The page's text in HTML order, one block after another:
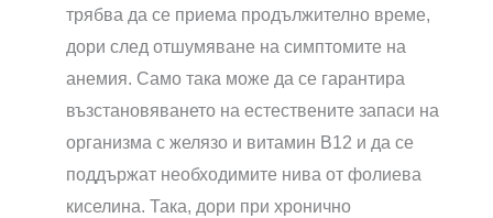
трябва да се приема продължително време,
дори след отшумяване на симптомите на
анемия. Само така може да се гарантира
възстановяването на естествените запаси на
организма с желязо и витамин B12 и да се
поддържат необходимите нива от фолиева
киселина. Така, дори при хронично